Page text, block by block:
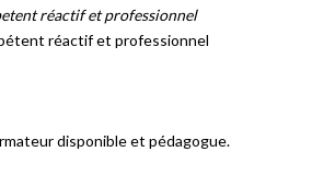
réactif et professionnel
réactif et professionnel
disponible et pédagogue.